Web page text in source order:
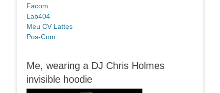
Facom
Lab404
Meu CV Lattes
Pos-Com
Me, wearing a DJ Chris Holmes
invisible hoodie